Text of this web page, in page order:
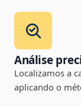
Análise
Localizamos a
aplicando o